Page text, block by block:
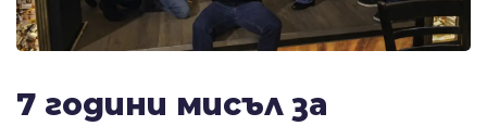
7 години мисъл за